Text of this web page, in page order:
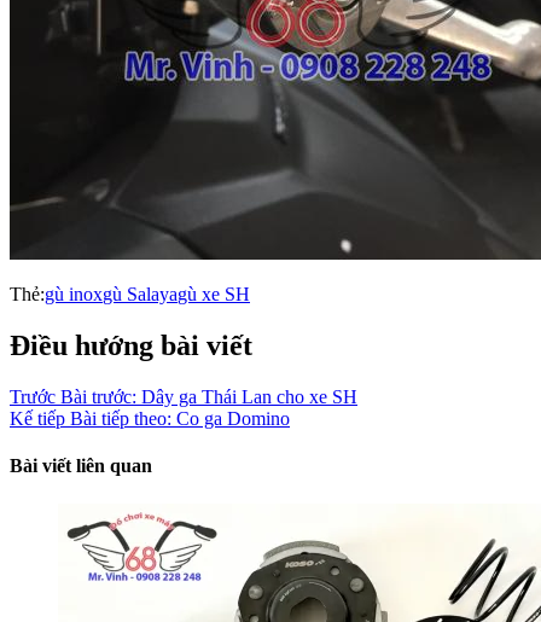
Thẻ:gù inoxgù Salayagù xe SH
Điều hướng bài viết
Trước Bài trước: Dây ga Thái Lan cho xe SH
Kế tiếp Bài tiếp theo: Co ga Domino
Bài viết liên quan